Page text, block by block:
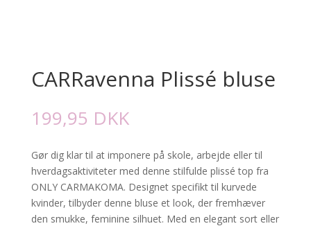
CARRavenna Plissé bluse
199,95 DKK
Gør dig klar til at imponere på skole, arbejde eller til
hverdagsaktiviteter med denne stilfulde plissé top fra
ONLY CARMAKOMA. Designet specifikt til kurvede
kvinder, tilbyder denne bluse et look, der fremhæver
den smukke, feminine silhuet. Med en elegant sort eller